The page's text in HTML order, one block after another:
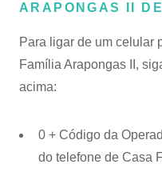
ARAPONGAS II
Para ligar de um celular
Família Arapongas II,
acima:
0 + Código da
do telefone de Casa